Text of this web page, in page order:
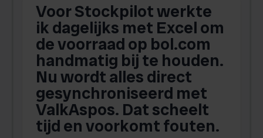
Voor Stockpilot werkte
ik dagelijks met Excel om
de voorraad op bol.com
handmatig bij te houden.
Nu wordt alles direct
gesynchroniseerd met
ValkAspos. Dat scheelt
tijd en voorkomt fouten.